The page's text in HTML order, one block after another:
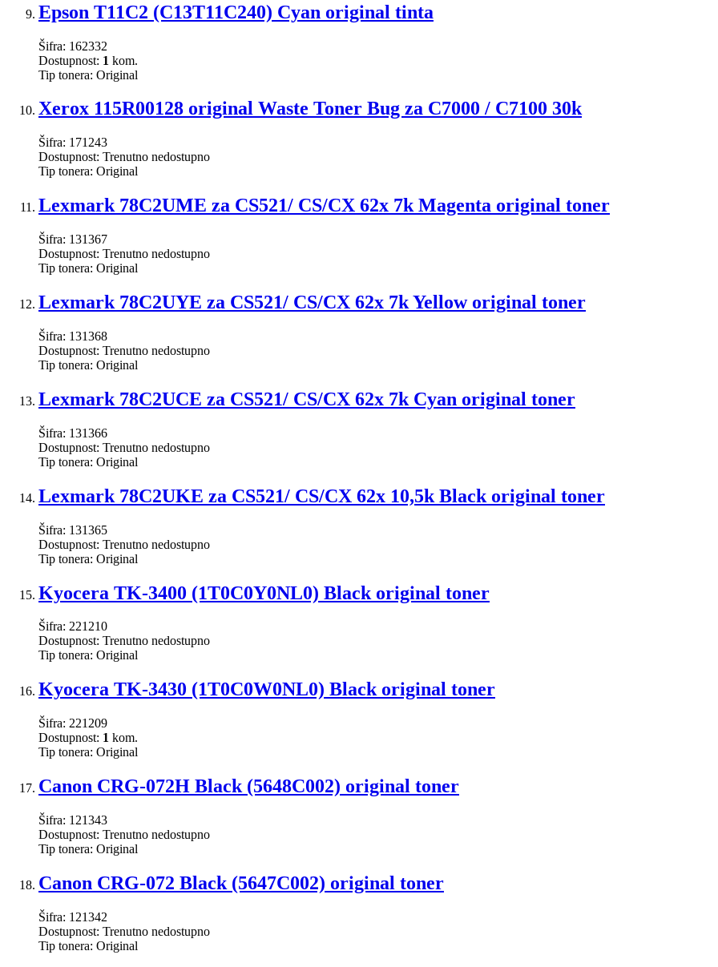
Epson T11C2 (C13T11C240) Cyan original tinta
Šifra: 162332
Dostupnost: 1 kom.
Tip tonera: Original
Xerox 115R00128 original Waste Toner Bug za C7000 / C7100 30k
Šifra: 171243
Dostupnost: Trenutno nedostupno
Tip tonera: Original
Lexmark 78C2UME za CS521/ CS/CX 62x 7k Magenta original toner
Šifra: 131367
Dostupnost: Trenutno nedostupno
Tip tonera: Original
Lexmark 78C2UYE za CS521/ CS/CX 62x 7k Yellow original toner
Šifra: 131368
Dostupnost: Trenutno nedostupno
Tip tonera: Original
Lexmark 78C2UCE za CS521/ CS/CX 62x 7k Cyan original toner
Šifra: 131366
Dostupnost: Trenutno nedostupno
Tip tonera: Original
Lexmark 78C2UKE za CS521/ CS/CX 62x 10,5k Black original toner
Šifra: 131365
Dostupnost: Trenutno nedostupno
Tip tonera: Original
Kyocera TK-3400 (1T0C0Y0NL0) Black original toner
Šifra: 221210
Dostupnost: Trenutno nedostupno
Tip tonera: Original
Kyocera TK-3430 (1T0C0W0NL0) Black original toner
Šifra: 221209
Dostupnost: 1 kom.
Tip tonera: Original
Canon CRG-072H Black (5648C002) original toner
Šifra: 121343
Dostupnost: Trenutno nedostupno
Tip tonera: Original
Canon CRG-072 Black (5647C002) original toner
Šifra: 121342
Dostupnost: Trenutno nedostupno
Tip tonera: Original